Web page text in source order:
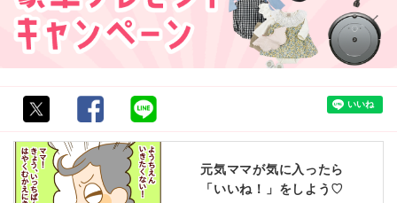
元気ママが気に入ったら
「いいね！」をしよう♡